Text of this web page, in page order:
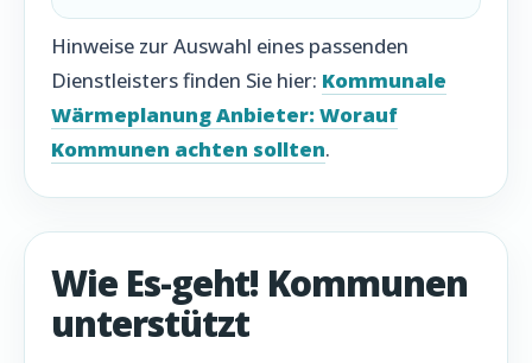
Hinweise zur Auswahl eines passenden
Dienstleisters finden Sie hier: Kommunale
Wärmeplanung Anbieter: Worauf
Kommunen achten sollten.
Wie Es-geht! Kommunen
unterstützt